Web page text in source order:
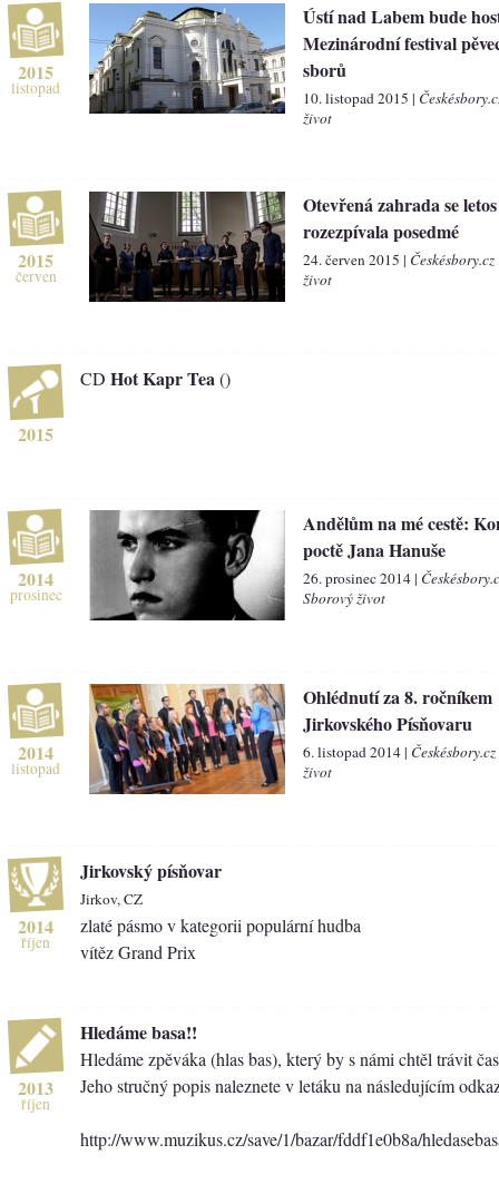
2015
listopad
Ústí nad Labem bude
Mezinárodní festival
sborů
10. listopad 2015 |
život
2015
červen
Otevřená zahrada se letos
rozezpívala posedmé
24. červen 2015 |
život
2015
CD Hot Kapr Tea ()
2014
prosinec
Andělům na mé cestě:
poctě Jana Hanuše
26. prosinec 2014 |
Sborový život
2014
listopad
Ohlédnutí za 8. ročníkem
Jirkovského Písňovaru
6. listopad 2014 |
život
2014
říjen
Jirkovský písňovar
Jirkov, CZ
zlaté pásmo v kategorii populární hudba
vítěz Grand Prix
2013
říjen
Hledáme basa!!
Hledáme zpěváka (hlas bas), který by s námi chtěl trávit
Jeho stručný popis naleznete v letáku na následujícím
http://www.muzikus.cz/save/1/bazar/fddf1e0b8a/